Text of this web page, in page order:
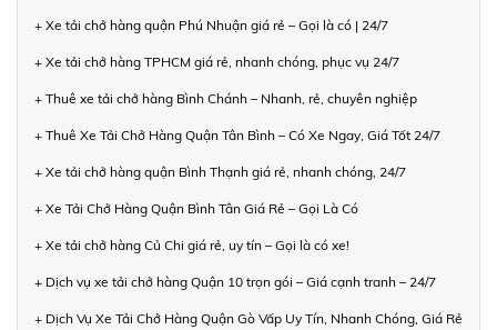
+ Xe tải chở hàng quận Phú Nhuận giá rẻ – Gọi là có | 24/7
+ Xe tải chở hàng TPHCM giá rẻ, nhanh chóng, phục vụ 24/7
+ Thuê xe tải chở hàng Bình Chánh – Nhanh, rẻ, chuyên nghiệp
+ Thuê Xe Tải Chở Hàng Quận Tân Bình – Có Xe Ngay, Giá Tốt 24/7
+ Xe tải chở hàng quận Bình Thạnh giá rẻ, nhanh chóng, 24/7
+ Xe Tải Chở Hàng Quận Bình Tân Giá Rẻ – Gọi Là Có
+ Xe tải chở hàng Củ Chi giá rẻ, uy tín – Gọi là có xe!
+ Dịch vụ xe tải chở hàng Quận 10 trọn gói – Giá cạnh tranh – 24/7
+ Dịch Vụ Xe Tải Chở Hàng Quận Gò Vấp Uy Tín, Nhanh Chóng, Giá Rẻ